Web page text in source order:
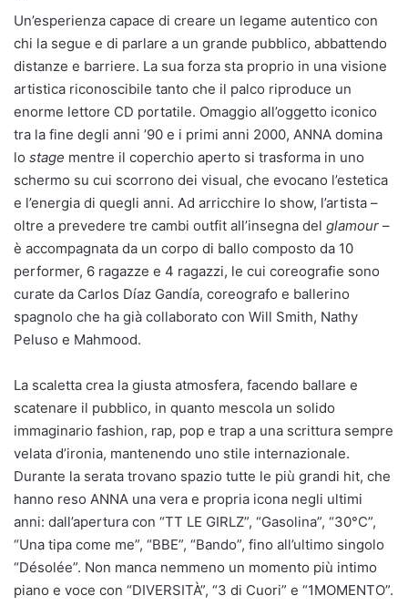
Un’esperienza capace di creare un legame autentico con
chi la segue e di parlare a un grande pubblico, abbattendo
distanze e barriere. La sua forza sta proprio in una visione
artistica riconoscibile tanto che il palco riproduce un
enorme lettore CD portatile. Omaggio all’oggetto iconico
tra la fine degli anni ’90 e i primi anni 2000, ANNA domina
lo stage mentre il coperchio aperto si trasforma in uno
schermo su cui scorrono dei visual, che evocano l’estetica
e l’energia di quegli anni. Ad arricchire lo show, l’artista –
oltre a prevedere tre cambi outfit all’insegna del glamour –
è accompagnata da un corpo di ballo composto da 10
performer, 6 ragazze e 4 ragazzi, le cui coreografie sono
curate da Carlos Díaz Gandía, coreografo e ballerino
spagnolo che ha già collaborato con Will Smith, Nathy
Peluso e Mahmood.
La scaletta crea la giusta atmosfera, facendo ballare e
scatenare il pubblico, in quanto mescola un solido
immaginario fashion, rap, pop e trap a una scrittura sempre
velata d’ironia, mantenendo uno stile internazionale.
Durante la serata trovano spazio tutte le più grandi hit, che
hanno reso ANNA una vera e propria icona negli ultimi
anni: dall’apertura con “TT LE GIRLZ”, “Gasolina”, “30°C”,
“Una tipa come me”, “BBE”, “Bando”, fino all’ultimo singolo
“Désolée”. Non manca nemmeno un momento più intimo
piano e voce con “DIVERSITÀ”, “3 di Cuori” e “1MOMENTO”.